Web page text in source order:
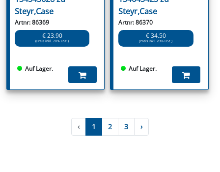
Steyr,Case
Artnr: 86369
€ 23.90
(Preis inkl. 20% USt.)
Auf Lager.
Steyr,Case
Artnr: 86370
€ 34.50
(Preis inkl. 20% USt.)
Auf Lager.
‹ 1 2 3 ›